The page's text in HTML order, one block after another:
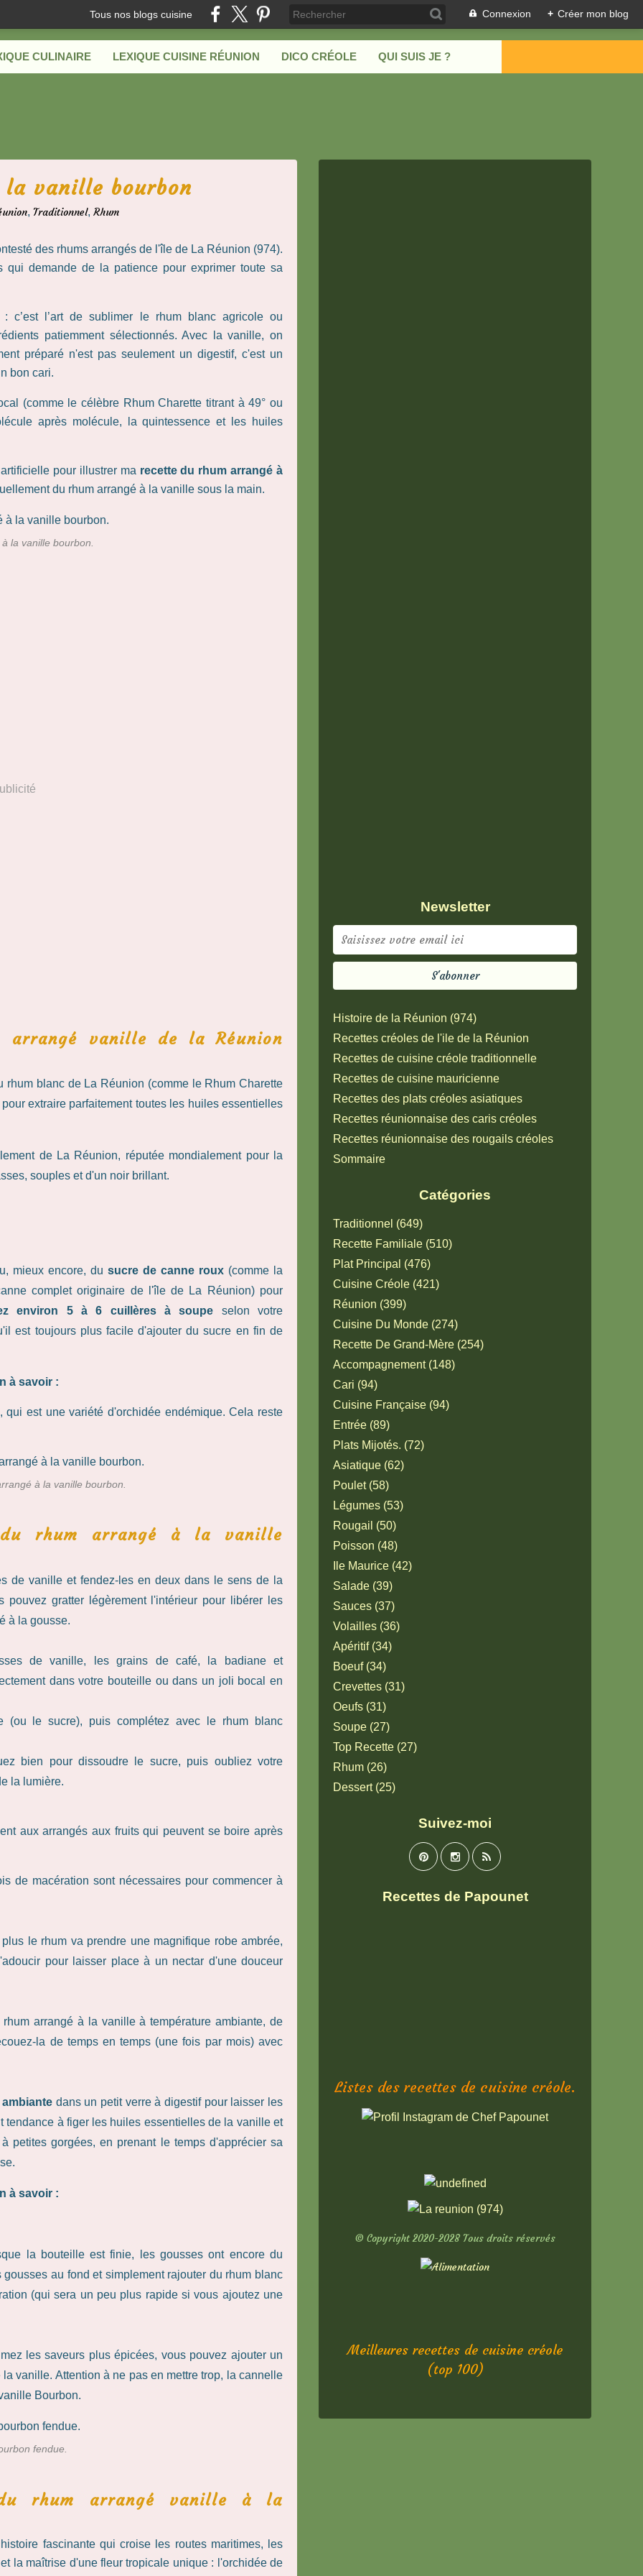
Tous nos blogs cuisine Connexion + Créer mon blog
CULINAIRE LEXIQUE CUISINE RÉUNION DICO CRÉOLE QUI SUIS JE ?
la vanille bourbon
, Traditionnel, Rhum
des rhums arrangés de l'île de La Réunion (974).
qui demande de la patience pour exprimer toute sa
c’est l’art de sublimer le rhum blanc agricole ou
patiemment sélectionnés. Avec la vanille, on
préparé n'est pas seulement un digestif, c'est un
bon cari.
(comme le célèbre Rhum Charette titrant à 49° ou
après molécule, la quintessence et les huiles
pour illustrer ma recette du rhum arrangé à
du rhum arrangé à la vanille sous la main.
la vanille bourbon.
arrangé vanille de la Réunion
rhum blanc de La Réunion (comme le Rhum Charette
extraire parfaitement toutes les huiles essentielles
de La Réunion, réputée mondialement pour la
souples et d'un noir brillant.
mieux encore, du sucre de canne roux(comme la
complet originaire de l'île de La Réunion) pour
environ 5 à 6 cuillères à soupe selon votre
est toujours plus facile d'ajouter du sucre en fin de
à savoir :
est une variété d'orchidée endémique. Cela reste
à la vanille bourbon.
du rhum arrangé à la vanille
de vanille et fendez-les en deux dans le sens de la
gratter légèrement l'intérieur pour libérer les
à la gousse.
de vanille, les grains de café, la badiane et
dans votre bouteille ou dans un joli bocal en
le sucre), puis complétez avec le rhum blanc
bien pour dissoudre le sucre, puis oubliez votre
la lumière.
aux arrangés aux fruits qui peuvent se boire après
de macération sont nécessaires pour commencer à
le rhum va prendre une magnifique robe ambrée,
pour laisser place à un nectar d'une douceur
arrangé à la vanille à température ambiante, de
la de temps en temps (une fois par mois) avec
dans un petit verre à digestif pour laisser les
tendance à figer les huiles essentielles de la vanille et
petites gorgées, en prenant le temps d'apprécier sa
à savoir :
la bouteille est finie, les gousses ont encore du
au fond et simplement rajouter du rhum blanc
(qui sera un peu plus rapide si vous ajoutez une
les saveurs plus épicées, vous pouvez ajouter un
vanille. Attention à ne pas en mettre trop, la cannelle
Bourbon.
fendue.
rhum arrangé vanille à la
fascinante qui croise les routes maritimes, les
la maîtrise d'une fleur tropicale unique : l'orchidée de
Newsletter
Catégories
Traditionnel (649)
Recette Familiale (510)
Plat Principal (476)
Cuisine Créole (421)
Réunion (399)
Cuisine Du Monde (274)
Recette De Grand-Mère (254)
Accompagnement (148)
Cari (94)
Cuisine Française (94)
Entrée (89)
Plats Mijotés. (72)
Asiatique (62)
Poulet (58)
Légumes (53)
Rougail (50)
Poisson (48)
Ile Maurice (42)
Salade (39)
Sauces (37)
Volailles (36)
Apéritif (34)
Boeuf (34)
Crevettes (31)
Oeufs (31)
Soupe (27)
Top Recette (27)
Rhum (26)
Dessert (25)
Histoire de la Réunion (974)
Recettes créoles de l'ile de la Réunion
Recettes de cuisine créole traditionnelle
Recettes de cuisine mauricienne
Recettes des plats créoles asiatiques
Recettes réunionnaise des caris créoles
Recettes réunionnaise des rougails créoles
Sommaire
Suivez-moi
Recettes de Papounet
Listes des recettes de cuisine créole.
© Copyright 2020-2028 Tous droits réservés
Meilleures recettes de cuisine créole
(top 100)